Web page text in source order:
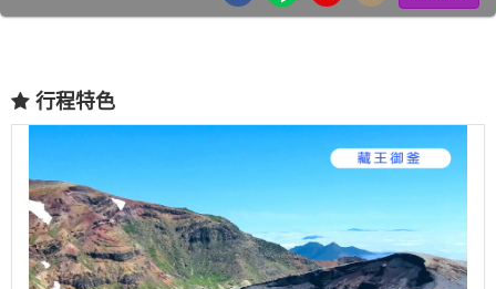
行程特色